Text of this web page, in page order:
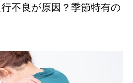
不良が原因？季節特有の